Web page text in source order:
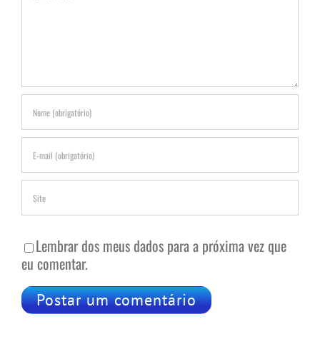
Lembrar dos meus dados para a próxima vez que
eu comentar.